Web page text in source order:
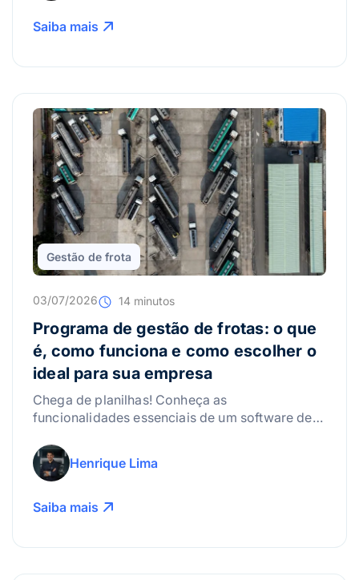
Saiba mais
Gestão de frota
03/07/2026 14 minutos
Programa de gestão de frotas: o que
é, como funciona e como escolher o
ideal para sua empresa
Chega de planilhas! Conheça as
funcionalidades essenciais de um software de
manutenção e combustível hoje.
Henrique Lima
Saiba mais